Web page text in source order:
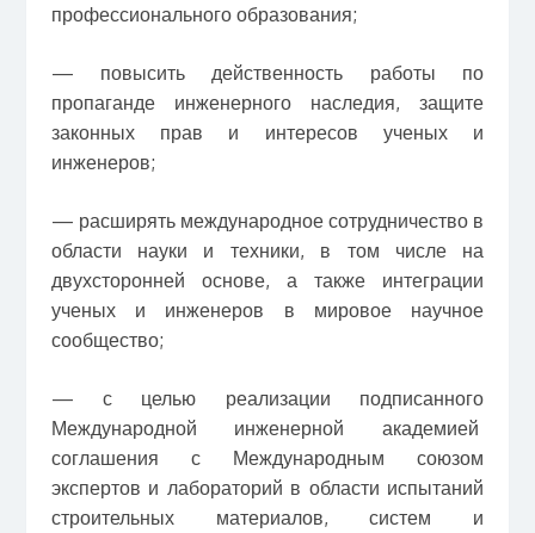
профессионального образования;
— повысить действенность работы по
пропаганде инженерного наследия, защите
законных прав и интересов ученых и
инженеров;
— расширять международное сотрудничество в
области науки и техники, в том числе на
двухсторонней основе, а также интеграции
ученых и инженеров в мировое научное
сообщество;
— с целью реализации подписанного
Международной инженерной академией
соглашения с Международным союзом
экспертов и лабораторий в области испытаний
строительных материалов, систем и